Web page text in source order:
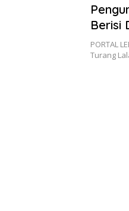
Berisi
PORTAL
Turang